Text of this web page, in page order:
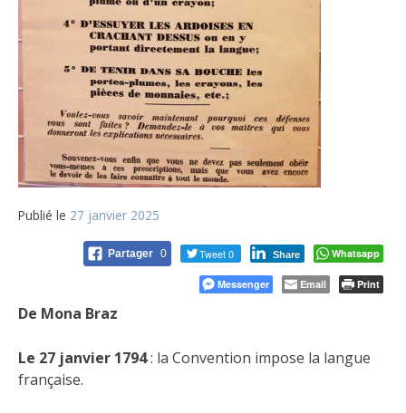
Publié le 27 janvier 2025
Partager 0 Tweet 0 Share Whatsapp
Messenger Email Print
De Mona Braz
Le 27 janvier 1794: la Convention impose la langue
française.